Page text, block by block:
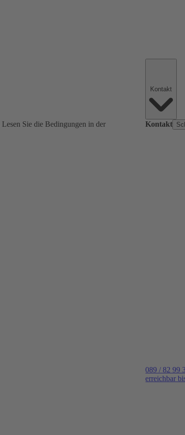
Sie die Bedingungen in der
Kontakt
089 / 82 99
erreichbar